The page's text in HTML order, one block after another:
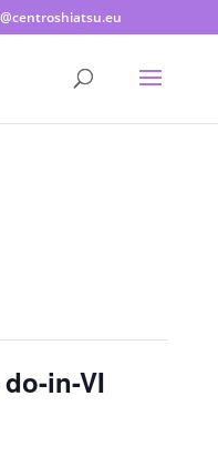
in-VI